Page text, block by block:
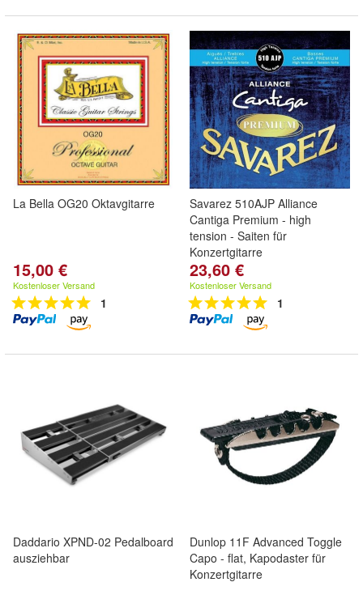
La Bella OG20 Oktavgitarre
15,00 €
Kostenloser Versand
1
Savarez 510AJP Alliance
Cantiga Premium - high
tension - Saiten für
Konzertgitarre
23,60 €
Kostenloser Versand
1
Daddario XPND-02 Pedalboard
ausziehbar
Dunlop 11F Advanced Toggle
Capo - flat, Kapodaster für
Konzertgitarre